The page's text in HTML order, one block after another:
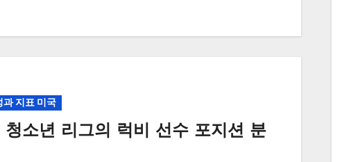
과 지표 미국
청소년 리그의 럭비 선수 포지션 분